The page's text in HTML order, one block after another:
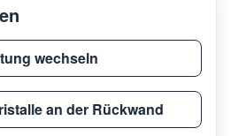
wechseln
an der Rückwand